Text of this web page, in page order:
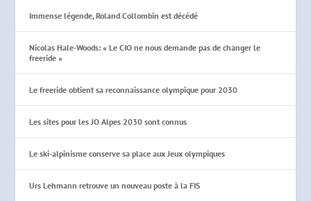
Immense légende, Roland Collombin est décédé
Nicolas Hale-Woods: « Le CIO ne nous demande pas de changer le
freeride »
Le freeride obtient sa reconnaissance olympique pour 2030
Les sites pour les JO Alpes 2030 sont connus
Le ski-alpinisme conserve sa place aux Jeux olympiques
Urs Lehmann retrouve un nouveau poste à la FIS